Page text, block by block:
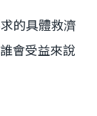
的具體救濟
會受益來說